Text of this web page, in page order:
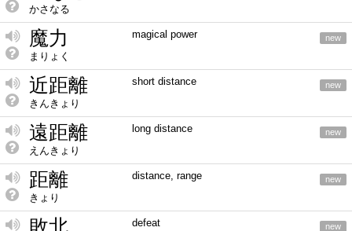
かさなる
魔力
まりょく
magical power new
近距離
きんきょり
short distance new
遠距離
えんきょり
long distance new
距離
きょり
distance, range new
敗北 defeat new